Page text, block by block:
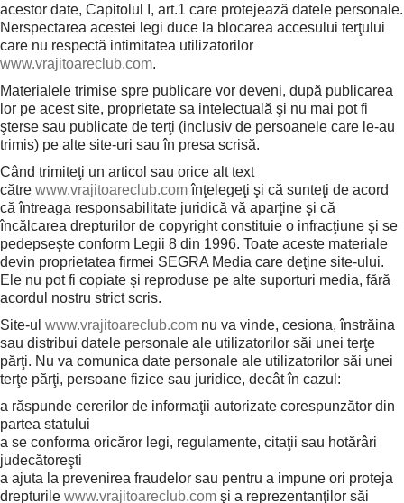
acestor date, Capitolul I, art.1 care protejează datele personale.
Nerspectarea acestei legi duce la blocarea accesului terţului
care nu respectă intimitatea utilizatorilor
www.vrajitoareclub.com.
Materialele trimise spre publicare vor deveni, după publicarea
lor pe acest site, proprietate sa intelectuală şi nu mai pot fi
şterse sau publicate de terţi (inclusiv de persoanele care le-au
trimis) pe alte site-uri sau în presa scrisă.
Când trimiteţi un articol sau orice alt text
către www.vrajitoareclub.comînţelegeţi şi că sunteţi de acord
că întreaga responsabilitate juridică vă aparţine şi că
încălcarea drepturilor de copyright constituie o infracţiune şi se
pedepseşte conform Legii 8 din 1996. Toate aceste materiale
devin proprietatea firmei SEGRA Media care deţine site-ului.
Ele nu pot fi copiate şi reproduse pe alte suporturi media, fără
acordul nostru strict scris.
Site-ul www.vrajitoareclub.com nu va vinde, cesiona, înstrăina
sau distribui datele personale ale utilizatorilor săi unei terţe
părţi. Nu va comunica date personale ale utilizatorilor săi unei
terţe părţi, persoane fizice sau juridice, decât în cazul:
a răspunde cererilor de informaţii autorizate corespunzător din
partea statului
a se conforma oricăror legi, regulamente, citaţii sau hotărâri
judecătoreşti
a ajuta la prevenirea fraudelor sau pentru a impune ori proteja
drepturile www.vrajitoareclub.com şi a reprezentanţilor săi